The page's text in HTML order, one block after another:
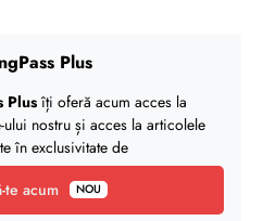
Plus
Plusîți oferă acum acces la
nostru și acces la articolele
în exclusivitate de
te acum
NOU